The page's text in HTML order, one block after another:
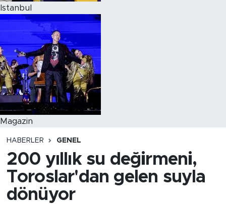
Istanbul
Magazin
HABERLER GENEL
200 yıllık su değirmeni,
Toroslar'dan gelen suyla
dönüyor